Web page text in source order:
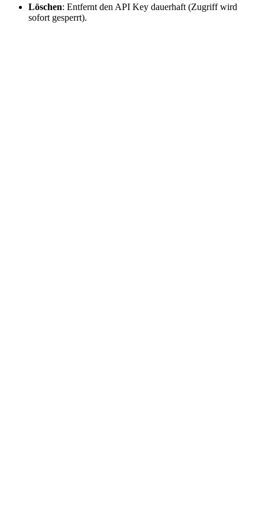
Löschen: Entfernt den API Key dauerhaft (Zugriff wird
sofort gesperrt).